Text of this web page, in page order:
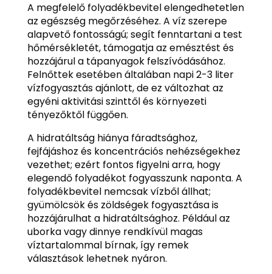
A megfelelő folyadékbevitel elengedhetetlen
az egészség megőrzéséhez. A víz szerepe
alapvető fontosságú; segít fenntartani a test
hőmérsékletét, támogatja az emésztést és
hozzájárul a tápanyagok felszívódásához.
Felnőttek esetében általában napi 2-3 liter
vízfogyasztás ajánlott, de ez változhat az
egyéni aktivitási szinttől és környezeti
tényezőktől függően.
A hidratáltság hiánya fáradtsághoz,
fejfájáshoz és koncentrációs nehézségekhez
vezethet; ezért fontos figyelni arra, hogy
elegendő folyadékot fogyasszunk naponta. A
folyadékbevitel nemcsak vízből állhat;
gyümölcsök és zöldségek fogyasztása is
hozzájárulhat a hidratáltsághoz. Például az
uborka vagy dinnye rendkívül magas
víztartalommal bírnak, így remek
választások lehetnek nyáron.